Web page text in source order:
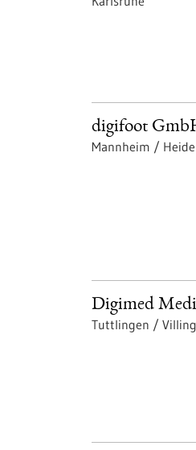
digifoot
Mannheim /
Digimed
Tuttlingen /